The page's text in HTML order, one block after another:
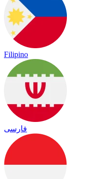
Filipino
فارسی